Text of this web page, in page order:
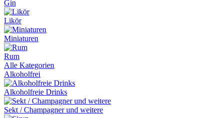
Gin
Likör
Miniaturen
Rum
Alle Kategorien
Alkoholfrei
Alkoholfreie Drinks
Sekt / Champagner und weitere